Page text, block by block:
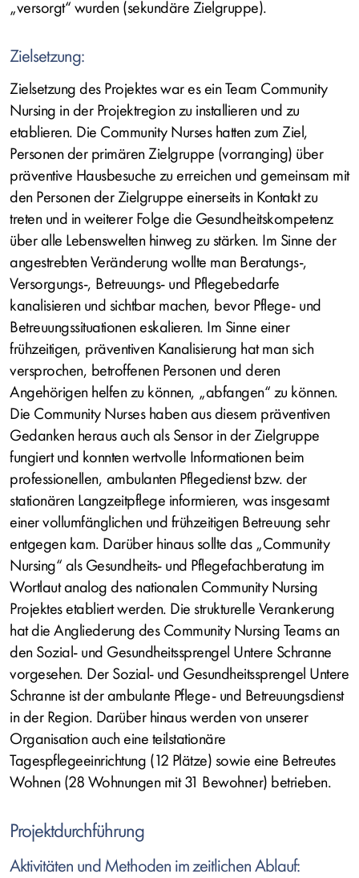
„versorgt“ wurden (sekundäre Zielgruppe).
Zielsetzung:
Zielsetzung des Projektes war es ein Team Community
Nursing in der Projektregion zu installieren und zu
etablieren. Die Community Nurses hatten zum Ziel,
Personen der primären Zielgruppe (vorranging) über
präventive Hausbesuche zu erreichen und gemeinsam mit
den Personen der Zielgruppe einerseits in Kontakt zu
treten und in weiterer Folge die Gesundheitskompetenz
über alle Lebenswelten hinweg zu stärken. Im Sinne der
angestrebten Veränderung wollte man Beratungs-,
Versorgungs-, Betreuungs- und Pflegebedarfe
kanalisieren und sichtbar machen, bevor Pflege- und
Betreuungssituationen eskalieren. Im Sinne einer
frühzeitigen, präventiven Kanalisierung hat man sich
versprochen, betroffenen Personen und deren
Angehörigen helfen zu können, „abfangen“ zu können.
Die Community Nurses haben aus diesem präventiven
Gedanken heraus auch als Sensor in der Zielgruppe
fungiert und konnten wertvolle Informationen beim
professionellen, ambulanten Pflegedienst bzw. der
stationären Langzeitpflege informieren, was insgesamt
einer vollumfänglichen und frühzeitigen Betreuung sehr
entgegen kam. Darüber hinaus sollte das „Community
Nursing“ als Gesundheits- und Pflegefachberatung im
Wortlaut analog des nationalen Community Nursing
Projektes etabliert werden. Die strukturelle Verankerung
hat die Angliederung des Community Nursing Teams an
den Sozial- und Gesundheitssprengel Untere Schranne
vorgesehen. Der Sozial- und Gesundheitssprengel Untere
Schranne ist der ambulante Pflege- und Betreuungsdienst
in der Region. Darüber hinaus werden von unserer
Organisation auch eine teilstationäre
Tagespflegeeinrichtung (12 Plätze) sowie eine Betreutes
Wohnen (28 Wohnungen mit 31 Bewohner) betrieben.
Projektdurchführung
Aktivitäten und Methoden im zeitlichen Ablauf: